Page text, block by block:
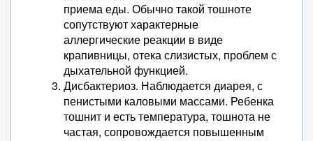
приема еды. Обычно такой тошноте
сопутствуют характерные
аллергические реакции в виде
крапивницы, отека слизистых, проблем с
дыхательной функцией.
Дисбактериоз. Наблюдается диарея, с
пенистыми каловыми массами. Ребенка
тошнит и есть температура, тошнота не
частая, сопровождается повышенным